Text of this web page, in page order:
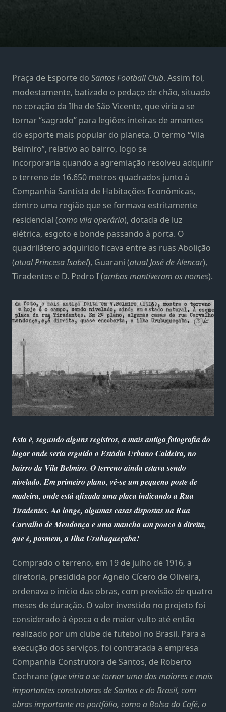
Praça de Esporte do Santos Football Club. Assim foi,
modestamente, batizado o pedaço de chão, situado
no coração da Ilha de São Vicente, que viria a se
tornar “sagrado” para legiões inteiras de amantes
do esporte mais popular do planeta. O termo “Vila
Belmiro”, relativo ao bairro, logo se
incorporaria quando a agremiação resolveu adquirir
o terreno de 16.650 metros quadrados junto à
Companhia Santista de Habitações Econômicas,
dentro uma região que se formava estritamente
residencial (como vila operária), dotada de luz
elétrica, esgoto e bonde passando à porta. O
quadrilátero adquirido ficava entre as ruas Abolição
(atual Princesa Isabel), Guarani (atual José de Alencar),
Tiradentes e D. Pedro I (ambas mantiveram os nomes).
Esta é, segundo alguns registros, a mais antiga fotografia do
lugar onde seria erguido o Estádio Urbano Caldeira, no
bairro da Vila Belmiro. O terreno ainda estava sendo
nivelado. Em primeiro plano, vê-se um pequeno poste de
madeira, onde está afixada uma placa indicando a Rua
Tiradentes. Ao longe, algumas casas dispostas na Rua
Carvalho de Mendonça e uma mancha um pouco à direita,
que é, pasmem, a Ilha Urubuqueçaba!
Comprado o terreno, em 19 de julho de 1916, a
diretoria, presidida por Agnelo Cícero de Oliveira,
ordenava o início das obras, com previsão de quatro
meses de duração. O valor investido no projeto foi
considerado à época o de maior vulto até então
realizado por um clube de futebol no Brasil. Para a
execução dos serviços, foi contratada a empresa
Companhia Construtora de Santos, de Roberto
Cochrane (que viria a se tornar uma das maiores e mais
importantes construtoras de Santos e do Brasil, com
obras importante no portfólio, como a Bolsa do Café, o